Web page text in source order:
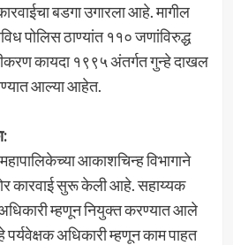
बडगा उगारला आहे. मागील
पोलिस ठाण्यांत ११० जणांविरुद्ध
कायदा १९९५ अंतर्गत गुन्हे दाखल
आल्या आहेत.
आकाशचिन्ह विभागाने
कारवाई सुरू केली आहे. सहाय्यक
म्हणून नियुक्त करण्यात आले
अधिकारी म्हणून काम पाहत